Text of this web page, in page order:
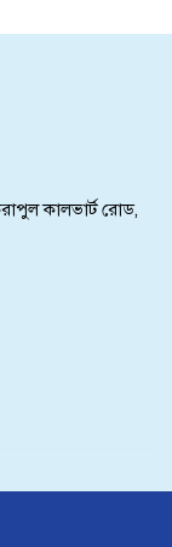
কোনো সুযোগ
তারা
কালভার্ট রোড,